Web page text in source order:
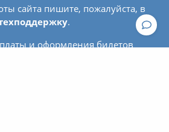
сайта пишите, пожалуйста, в
.
и оформления билетов